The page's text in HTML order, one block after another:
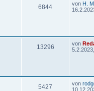
6844 von H.
13296 von
5427 von